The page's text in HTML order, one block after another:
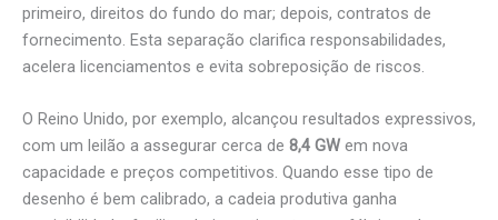
primeiro, direitos do fundo do mar; depois, contratos de
fornecimento. Esta separação clarifica responsabilidades,
acelera licenciamentos e evita sobreposição de riscos.
O Reino Unido, por exemplo, alcançou resultados expressivos,
com um leilão a assegurar cerca de 8,4 GW em nova
capacidade e preços competitivos. Quando esse tipo de
desenho é bem calibrado, a cadeia produtiva ganha